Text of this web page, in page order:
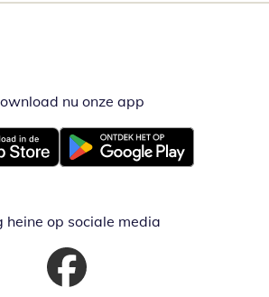
nu onze app
venster
Opent in nieuw venster
heine op sociale media
Opent in nieuw venster